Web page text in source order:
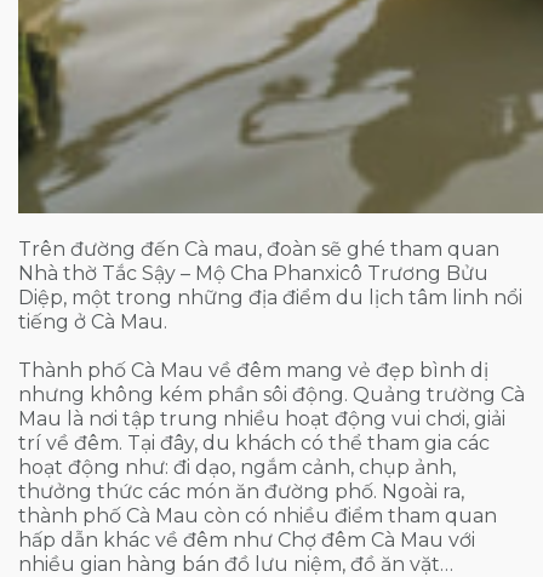
Trên đường đến Cà mau, đoàn sẽ ghé tham quan
Nhà thờ Tắc Sậy – Mộ Cha Phanxicô Trương Bửu
Diệp, một trong những địa điểm du lịch tâm linh nổi
tiếng ở Cà Mau.
Thành phố Cà Mau về đêm mang vẻ đẹp bình dị
nhưng không kém phần sôi động. Quảng trường Cà
Mau là nơi tập trung nhiều hoạt động vui chơi, giải
trí về đêm. Tại đây, du khách có thể tham gia các
hoạt động như: đi dạo, ngắm cảnh, chụp ảnh,
thưởng thức các món ăn đường phố. Ngoài ra,
thành phố Cà Mau còn có nhiều điểm tham quan
hấp dẫn khác về đêm như Chợ đêm Cà Mau với
nhiều gian hàng bán đồ lưu niệm, đồ ăn vặt…